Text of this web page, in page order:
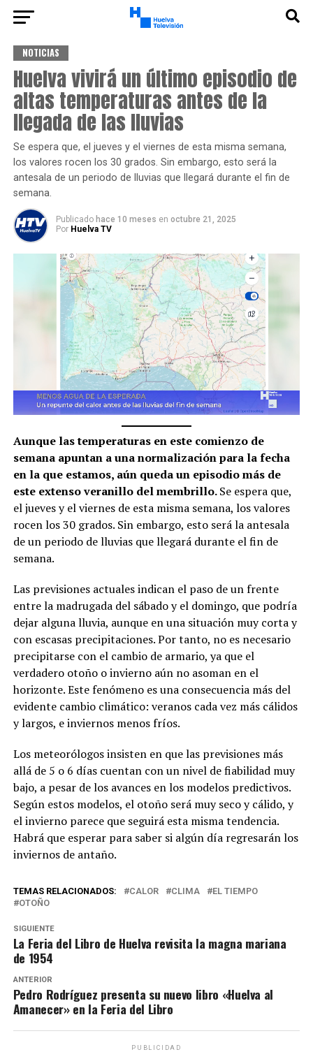
NOTICIAS
Huelva vivirá un último episodio de
altas temperaturas antes de la
llegada de las lluvias
Se espera que, el jueves y el viernes de esta misma semana,
los valores rocen los 30 grados. Sin embargo, esto será la
antesala de un periodo de lluvias que llegará durante el fin de
semana.
Publicado hace 10 meses en octubre 21, 2025
Por Huelva TV
Aunque las temperaturas en este comienzo de
semana apuntan a una normalización para la fecha
en la que estamos, aún queda un episodio más de
este extenso veranillo del membrillo.Se espera que,
el jueves y el viernes de esta misma semana, los valores
rocen los 30 grados. Sin embargo, esto será la antesala
de un periodo de lluvias que llegará durante el fin de
semana.
Las previsiones actuales indican el paso de un frente
entre la madrugada del sábado y el domingo, que podría
dejar alguna lluvia, aunque en una situación muy corta y
con escasas precipitaciones. Por tanto, no es necesario
precipitarse con el cambio de armario, ya que el
verdadero otoño o invierno aún no asoman en el
horizonte. Este fenómeno es una consecuencia más del
evidente cambio climático: veranos cada vez más cálidos
y largos, e inviernos menos fríos.
Los meteorólogos insisten en que las previsiones más
allá de 5 o 6 días cuentan con un nivel de fiabilidad muy
bajo, a pesar de los avances en los modelos predictivos.
Según estos modelos, el otoño será muy seco y cálido, y
el invierno parece que seguirá esta misma tendencia.
Habrá que esperar para saber si algún día regresarán los
inviernos de antaño.
TEMAS RELACIONADOS: CALOR CLIMA
EL TIEMPO
OTOÑO
SIGUIENTE
La Feria del Libro de Huelva revisita la magna mariana
de 1954
ANTERIOR
Pedro Rodríguez presenta su nuevo libro «Huelva al
Amanecer» en la Feria del Libro
PUBLICIDAD